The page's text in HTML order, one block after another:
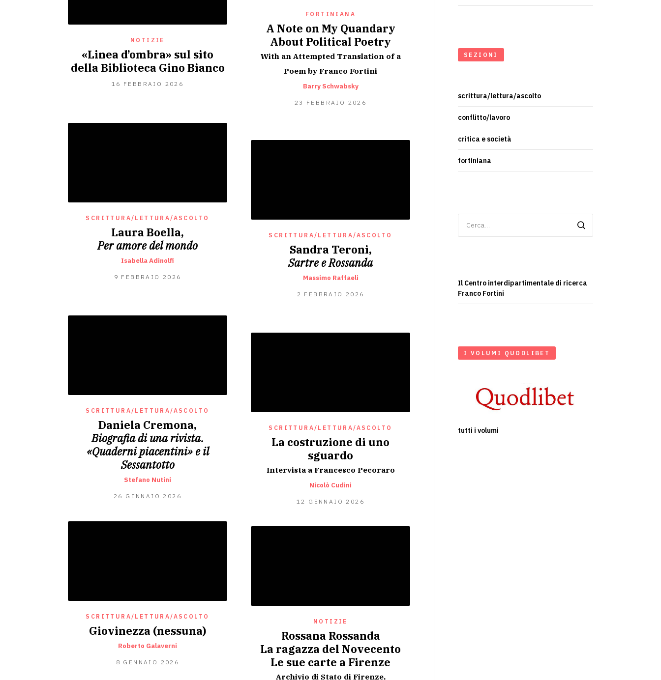
FORTINIANA
A Note on My Quandary
About Political Poetry
With an Attempted Translation of a
Poem by Franco Fortini
Barry Schwabsky
23 FEBBRAIO 2026
NOTIZIE
«Linea d’ombra» sul sito
della Biblioteca Gino Bianco
16 FEBBRAIO 2026
SCRITTURA/LETTURA/ASCOLTO
Laura Boella,
Per amore del mondo
Isabella Adinolfi
9 FEBBRAIO 2026
SCRITTURA/LETTURA/ASCOLTO
Sandra Teroni,
Sartre e Rossanda
Massimo Raffaeli
2 FEBBRAIO 2026
SCRITTURA/LETTURA/ASCOLTO
Daniela Cremona,
Biografia di una rivista.
«Quaderni piacentini» e il
Sessantotto
Stefano Nutini
26 GENNAIO 2026
SCRITTURA/LETTURA/ASCOLTO
La costruzione di uno
sguardo
Intervista a Francesco Pecoraro
Nicolò Cudini
12 GENNAIO 2026
SCRITTURA/LETTURA/ASCOLTO
Giovinezza (nessuna)
Roberto Galaverni
8 GENNAIO 2026
NOTIZIE
Rossana Rossanda
La ragazza del Novecento
Le sue carte a Firenze
Archivio di Stato di Firenze,
SEZIONI
scrittura/lettura/ascolto
conflitto/lavoro
critica e società
fortiniana
per:
Il Centro interdipartimentale di ricerca
Franco Fortini
I VOLUMI QUODLIBET
tutti i volumi